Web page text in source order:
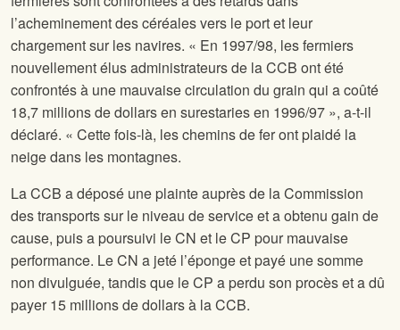
l’acheminement des céréales vers le port et leur
chargement sur les navires. « En 1997/98, les fermiers
nouvellement élus administrateurs de la CCB ont été
confrontés à une mauvaise circulation du grain qui a coûté
18,7 millions de dollars en surestaries en 1996/97 », a-t-il
déclaré. « Cette fois-là, les chemins de fer ont plaidé la
neige dans les montagnes.
La CCB a déposé une plainte auprès de la Commission
des transports sur le niveau de service et a obtenu gain de
cause, puis a poursuivi le CN et le CP pour mauvaise
performance. Le CN a jeté l’éponge et payé une somme
non divulguée, tandis que le CP a perdu son procès et a dû
payer 15 millions de dollars à la CCB.